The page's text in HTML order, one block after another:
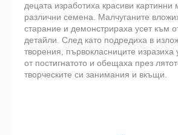
децата изработиха красиви картинни
различни семена. Малчуганите
старание и демонстрираха усет към
детайли. След като подредиха в
творения, първокласниците изразиха
от постигнатото и обещаха през
творческите си занимания и вкъщи.